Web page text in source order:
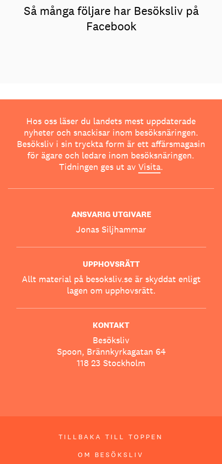
Så många följare har Besöksliv på
Facebook
Hos oss läser du landets mest uppdaterade
nyheter och snackisar inom besöksnäringen.
Besöksliv i sin tryckta form är ett affärsmagasin
för ägare och ledare inom besöksnäringen.
Tidningen ges ut av Visita.
ANSVARIG UTGIVARE
Jonas Siljhammar
UPPHOVSRÄTT
Allt material på besoksliv.se är skyddat enligt
lagen om upphovsrätt.
KONTAKT
Besöksliv
Spoon, Brännkyrkagatan 64
118 23 Stockholm
TILLBAKA TILL TOPPEN
OM BESÖKSLIV